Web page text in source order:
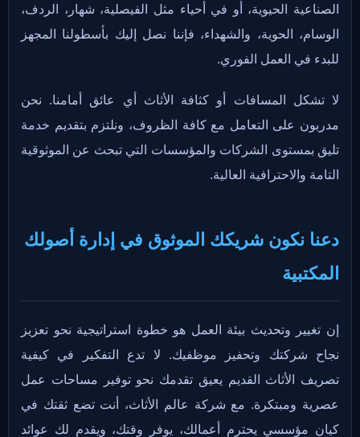
الصناعية الحيوية، أو في أحياء مثل الفيصلية، شهار، الردف،
الوسام، الحوية، والشهداء، فإننا نصل إليك بأسطولنا المجهز
للبدء في العمل الفوري.
لا تشكل المسافات أو كثافة الأثاث أي عائق أمامنا. نحن
مدربون على التعامل مع كافة الظروف، ونلتزم بتقديم خدمة
تليق بمستوى الشركات والمؤسسات التي تبحث عن الموثوقية
التامة والاحترافية العالية.
دعنا نكون شريكك الموثوق في إدارة أصولك
المكتبية
إن تغيير وتحديث بيئة العمل هو خطوة استراتيجية نحو تعزيز
نجاح شركتك وتحفيز موظفيك. لا تدع التفكير في كيفية
تصريف الأثاث القديم يعيق تقدمك نحو توفير مساحات عمل
عصرية ومبتكرة. مع شركة عالم الأثاث، أنت تضع ثقتك في
كيان مؤسسي يحترم أعمالك، يوفر وقتك، ويقدم لك عوائد